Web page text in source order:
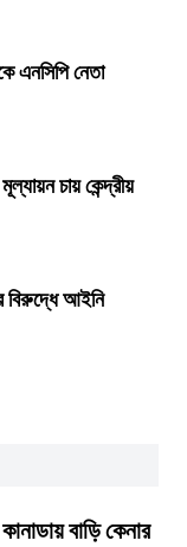
এনসিপি নেতা
চায় কেন্দ্রীয়
বিরুদ্ধে আইনি
বাড়ি কেনার